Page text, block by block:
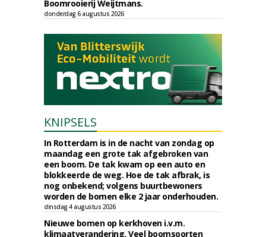
Boomrooierij Weijtmans.
donderdag 6 augustus 2026
KNIPSELS
In Rotterdam is in de nacht van zondag op
maandag een grote tak afgebroken van
een boom. De tak kwam op een auto en
blokkeerde de weg. Hoe de tak afbrak, is
nog onbekend; volgens buurtbewoners
worden de bomen elke 2 jaar onderhouden.
dinsdag 4 augustus 2026
Nieuwe bomen op kerkhoven i.v.m.
klimaatverandering. Veel boomsoorten